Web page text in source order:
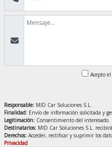
Acepto
Responsable: MID Car Soluciones S.L.
Finalidad: Envío de información solicitada y
Legitimación: Consentimiento del interesado.
Destinatarios: MID Car Soluciones S.L.
Derechos: Acceder, rectificar y suprimir los
Privacidad